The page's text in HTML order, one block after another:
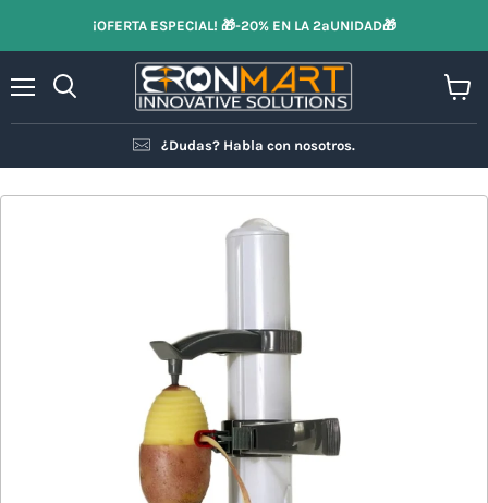
¡OFERTA ESPECIAL! 🎁-20% EN LA 2ªUNIDAD🎁
¿Dudas? Habla con nosotros.
carrito